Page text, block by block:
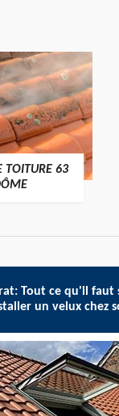
TOITURE 63
Tout ce qu'il faut
un velux chez